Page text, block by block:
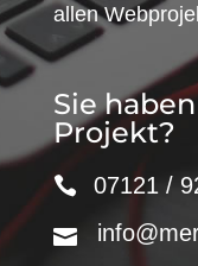
allen
Sie
Projekt?
07121 /